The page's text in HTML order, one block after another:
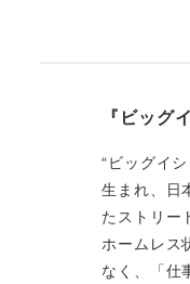
『ビッグ
“ビッグイ
生まれ、日
たストリー
ホームレス
なく、「仕